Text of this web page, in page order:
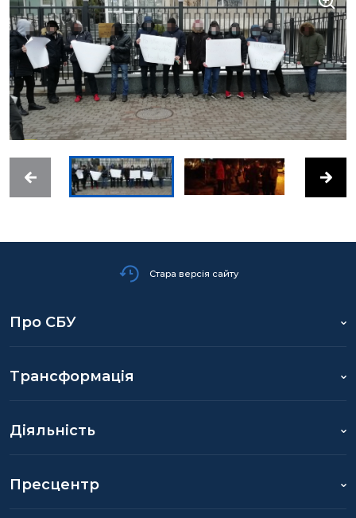
Стара версія сайту
Про СБУ
Трансформація
Діяльність
Пресцентр